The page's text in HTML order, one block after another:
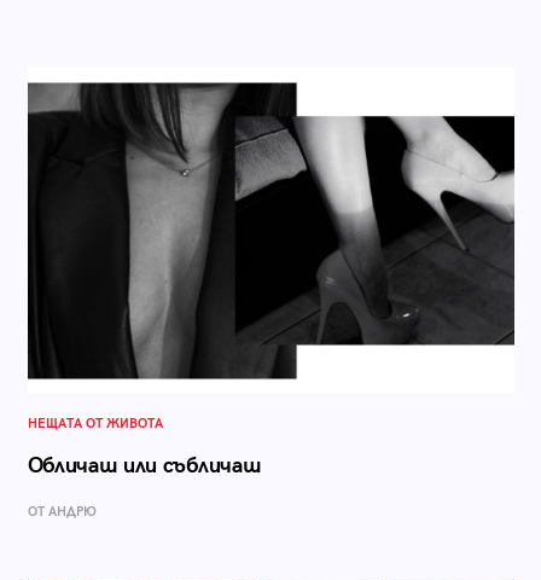
НЕЩАТА ОТ ЖИВОТА
Обличаш или събличаш
ОТ АНДРЮ